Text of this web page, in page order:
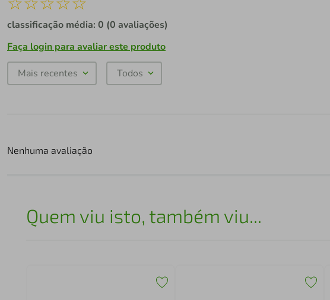
classificação média: 0 (0 avaliações)
Faça login para avaliar este produto
Mais recentes Todos
Nenhuma avaliação
Quem viu isto, também viu...